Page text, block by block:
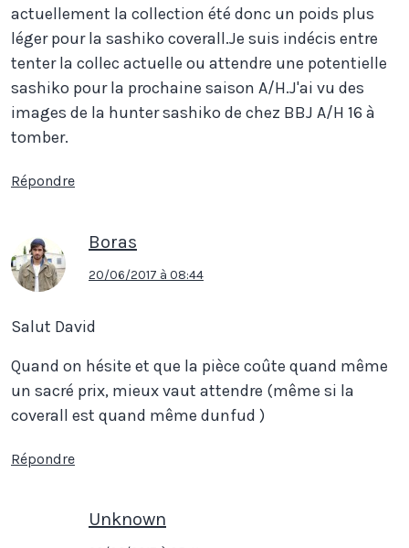
actuellement la collection été donc un poids plus
léger pour la sashiko coverall.Je suis indécis entre
tenter la collec actuelle ou attendre une potentielle
sashiko pour la prochaine saison A/H.J'ai vu des
images de la hunter sashiko de chez BBJ A/H 16 à
tomber.
Répondre
Boras
20/06/2017 à 08:44
Salut David
Quand on hésite et que la pièce coûte quand même
un sacré prix, mieux vaut attendre (même si la
coverall est quand même dunfud )
Répondre
Unknown